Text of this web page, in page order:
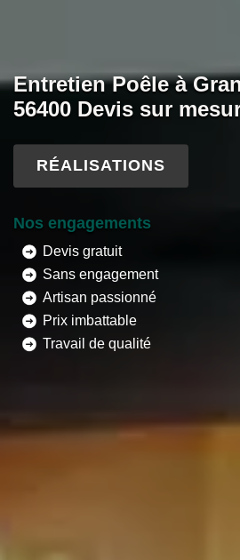
Entretien Poêle à
56400 Devis sur
RÉALISATIONS
Nos engagements
Devis gratuit
Sans engagement
Artisan passionné
Prix imbattable
Travail de qualité